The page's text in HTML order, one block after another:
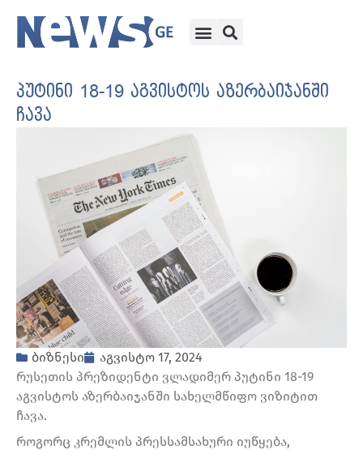
პუტინი 18-19 აგვისტოს აზერბაიჯანში
ჩავა
ბიზნესი
აგვისტო 17, 2024
რუსეთის პრეზიდენტი ვლადიმერ პუტინი 18-19
აგვისტოს აზერბაიჯანში სახელმწიფო ვიზიტით
ჩავა.
როგორც კრემლის პრესსამსახური იუწყება,